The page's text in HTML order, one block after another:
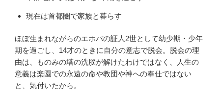
現在は首都圏で家族と暮らす
ほぼ生まれながらのエホバの証人2世として幼少期・少年
期を過ごし、14才のときに自分の意志で脱会。脱会の理
由は、ものみの塔の洗脳が解けたわけではなく、人生の
意義は楽園での永遠の命や教団や神への奉仕ではない
と、気付いたから。